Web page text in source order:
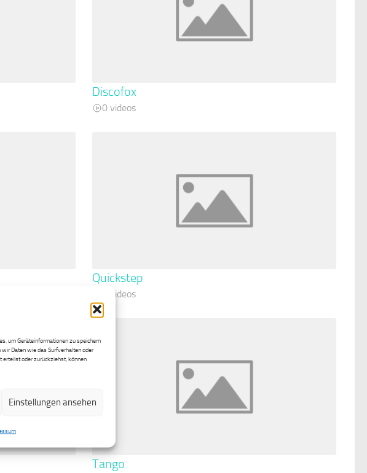
um Geräteinformationen zu speichern
Daten wie das Surfverhalten oder
erteilst oder zurückziehst, können
Einstellungen ansehen
Discofox
0 videos
Quickstep
0 videos
Tango